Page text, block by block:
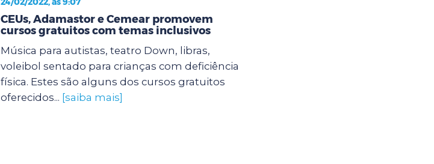
CEUs, Adamastor e Cemear promovem
cursos gratuitos com temas inclusivos
Música para autistas, teatro Down, libras,
voleibol sentado para crianças com deficiência
física. Estes são alguns dos cursos gratuitos
oferecidos... [saiba mais]